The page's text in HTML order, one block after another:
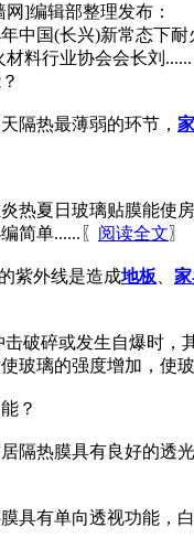
网]编辑部整理发布：
中国(长兴)新常态下
料行业协会会长刘......
隔热最薄弱的环节，
热夏日玻璃贴膜能使
简单......〖 阅读全文〗
紫外线是造成地板
击破碎或发生自爆时
玻璃的强度增加，使
隔热膜具有良好的透
具有单向透视功能，